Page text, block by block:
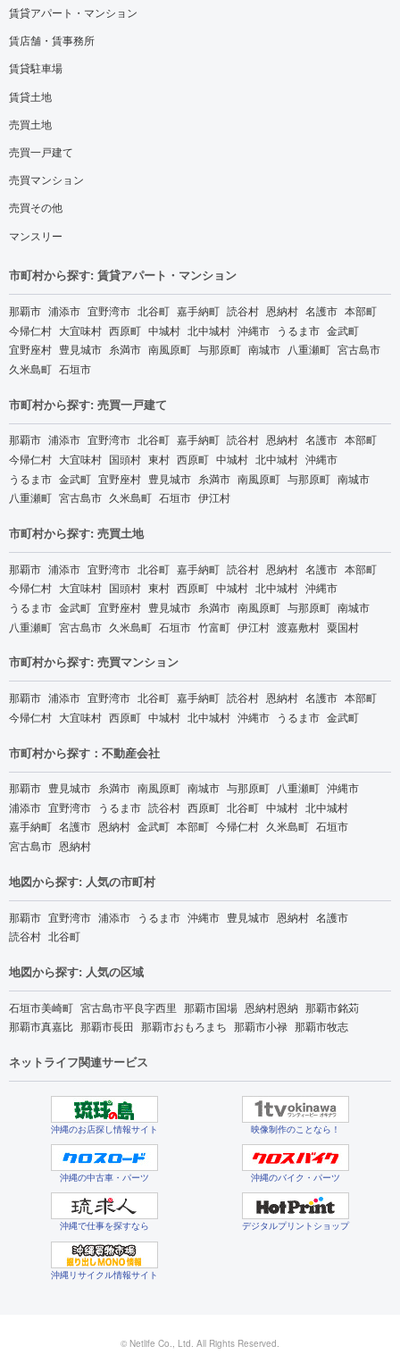
賃貸アパート・マンション
賃店舗・賃事務所
賃貸駐車場
賃貸土地
売買土地
売買一戸建て
売買マンション
売買その他
マンスリー
市町村から探す: 賃貸アパート・マンション
那覇市 浦添市 宜野湾市 北谷町 嘉手納町 読谷村 恩納村 名護市 本部町
今帰仁村 大宜味村 西原町 中城村 北中城村 沖縄市 うるま市 金武町
宜野座村 豊見城市 糸満市 南風原町 与那原町 南城市 八重瀬町 宮古島市
久米島町 石垣市
市町村から探す: 売買一戸建て
那覇市 浦添市 宜野湾市 北谷町 嘉手納町 読谷村 恩納村 名護市 本部町
今帰仁村 大宜味村 国頭村 東村 西原町 中城村 北中城村 沖縄市
うるま市 金武町 宜野座村 豊見城市 糸満市 南風原町 与那原町 南城市
八重瀬町 宮古島市 久米島町 石垣市 伊江村
市町村から探す: 売買土地
那覇市 浦添市 宜野湾市 北谷町 嘉手納町 読谷村 恩納村 名護市 本部町
今帰仁村 大宜味村 国頭村 東村 西原町 中城村 北中城村 沖縄市
うるま市 金武町 宜野座村 豊見城市 糸満市 南風原町 与那原町 南城市
八重瀬町 宮古島市 久米島町 石垣市 竹富町 伊江村 渡嘉敷村 粟国村
市町村から探す: 売買マンション
那覇市 浦添市 宜野湾市 北谷町 嘉手納町 読谷村 恩納村 名護市 本部町
今帰仁村 大宜味村 西原町 中城村 北中城村 沖縄市 うるま市 金武町
市町村から探す：不動産会社
那覇市 豊見城市 糸満市 南風原町 南城市 与那原町 八重瀬町 沖縄市
浦添市 宜野湾市 うるま市 読谷村 西原町 北谷町 中城村 北中城村
嘉手納町 名護市 恩納村 金武町 本部町 今帰仁村 久米島町 石垣市
宮古島市 恩納村
地図から探す: 人気の市町村
那覇市 宜野湾市 浦添市 うるま市 沖縄市 豊見城市 恩納村 名護市
読谷村 北谷町
地図から探す: 人気の区域
石垣市美崎町 宮古島市平良字西里 那覇市国場 恩納村恩納 那覇市銘苅
那覇市真嘉比 那覇市長田 那覇市おもろまち 那覇市小禄 那覇市牧志
ネットライフ関連サービス
沖縄のお店探し情報サイト 映像制作のことなら！
沖縄の中古車・パーツ 沖縄のバイク・パーツ
沖縄で仕事を探すなら デジタルプリントショップ
沖縄リサイクル情報サイト
© Netlife Co., Ltd. All Rights Reserved.